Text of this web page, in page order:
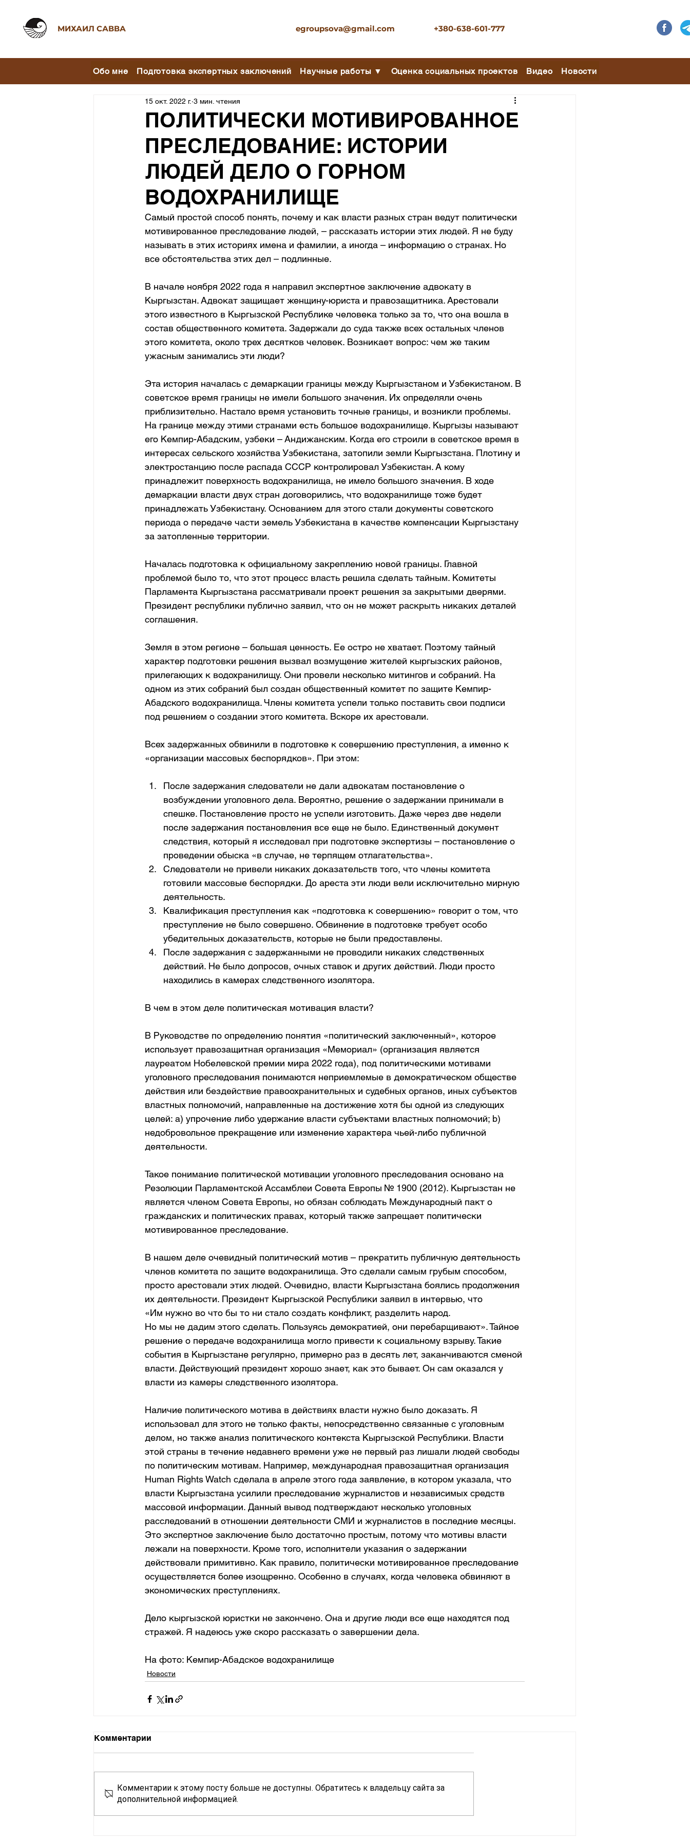
МИХАИЛ САВВА egroupsova@gmail.com +380-638-601-777
Обо мне Подготовка экспертных заключений Научные работы ▼ Оценка социальных проектов Видео Новости
ПОЛИТИЧЕСКИ МОТИВИРОВАННОЕ
ПРЕСЛЕДОВАНИЕ: ИСТОРИИ
ЛЮДЕЙ ДЕЛО О ГОРНОМ
ВОДОХРАНИЛИЩЕ
15 окт. 2022 г. 3 мин. чтения
Самый простой способ понять, почему и как власти разных стран ведут политически
мотивированное преследование людей, – рассказать истории этих людей. Я не буду
называть в этих историях имена и фамилии, а иногда – информацию о странах. Но
все обстоятельства этих дел – подлинные.
В начале ноября 2022 года я направил экспертное заключение адвокату в
Кыргызстан. Адвокат защищает женщину-юриста и правозащитника. Арестовали
этого известного в Кыргызской Республике человека только за то, что она вошла в
состав общественного комитета. Задержали до суда также всех остальных членов
этого комитета, около трех десятков человек. Возникает вопрос: чем же таким
ужасным занимались эти люди?
Эта история началась с демаркации границы между Кыргызстаном и Узбекистаном. В
советское время границы не имели большого значения. Их определяли очень
приблизительно. Настало время установить точные границы, и возникли проблемы.
На границе между этими странами есть большое водохранилище. Кыргызы называют
его Кемпир-Абадским, узбеки – Андижанским. Когда его строили в советское время в
интересах сельского хозяйства Узбекистана, затопили земли Кыргызстана. Плотину и
электростанцию после распада СССР контролировал Узбекистан. А кому
принадлежит поверхность водохранилища, не имело большого значения. В ходе
демаркации власти двух стран договорились, что водохранилище тоже будет
принадлежать Узбекистану. Основанием для этого стали документы советского
периода о передаче части земель Узбекистана в качестве компенсации Кыргызстану
за затопленные территории.
Началась подготовка к официальному закреплению новой границы. Главной
проблемой было то, что этот процесс власть решила сделать тайным. Комитеты
Парламента Кыргызстана рассматривали проект решения за закрытыми дверями.
Президент республики публично заявил, что он не может раскрыть никаких деталей
соглашения.
Земля в этом регионе – большая ценность. Ее остро не хватает. Поэтому тайный
характер подготовки решения вызвал возмущение жителей кыргызских районов,
прилегающих к водохранилищу. Они провели несколько митингов и собраний. На
одном из этих собраний был создан общественный комитет по защите Кемпир-
Абадского водохранилища. Члены комитета успели только поставить свои подписи
под решением о создании этого комитета. Вскоре их арестовали.
Всех задержанных обвинили в подготовке к совершению преступления, а именно к
«организации массовых беспорядков». При этом:
После задержания следователи не дали адвокатам постановление о
возбуждении уголовного дела. Вероятно, решение о задержании принимали в
спешке. Постановление просто не успели изготовить. Даже через две недели
после задержания постановления все еще не было. Единственный документ
следствия, который я исследовал при подготовке экспертизы – постановление о
проведении обыска «в случае, не терпящем отлагательства».
Следователи не привели никаких доказательств того, что члены комитета
готовили массовые беспорядки. До ареста эти люди вели исключительно мирную
деятельность.
Квалификация преступления как «подготовка к совершению» говорит о том, что
преступление не было совершено. Обвинение в подготовке требует особо
убедительных доказательств, которые не были предоставлены.
После задержания с задержанными не проводили никаких следственных
действий. Не было допросов, очных ставок и других действий. Люди просто
находились в камерах следственного изолятора.
В чем в этом деле политическая мотивация власти?
В Руководстве по определению понятия «политический заключенный», которое
использует правозащитная организация «Мемориал» (организация является
лауреатом Нобелевской премии мира 2022 года), под политическими мотивами
уголовного преследования понимаются неприемлемые в демократическом обществе
действия или бездействие правоохранительных и судебных органов, иных субъектов
властных полномочий, направленные на достижение хотя бы одной из следующих
целей: a) упрочение либо удержание власти субъектами властных полномочий; b)
недобровольное прекращение или изменение характера чьей-либо публичной
деятельности.
Такое понимание политической мотивации уголовного преследования основано на
Резолюции Парламентской Ассамблеи Совета Европы № 1900 (2012). Кыргызстан не
является членом Совета Европы, но обязан соблюдать Международный пакт о
гражданских и политических правах, который также запрещает политически
мотивированное преследование.
В нашем деле очевидный политический мотив – прекратить публичную деятельность
членов комитета по защите водохранилища. Это сделали самым грубым способом,
просто арестовали этих людей. Очевидно, власти Кыргызстана боялись продолжения
их деятельности. Президент Кыргызской Республики заявил в интервью, что
«Им нужно во что бы то ни стало создать конфликт, разделить народ.
Но мы не дадим этого сделать. Пользуясь демократией, они перебарщивают». Тайное
решение о передаче водохранилища могло привести к социальному взрыву. Такие
события в Кыргызстане регулярно, примерно раз в десять лет, заканчиваются сменой
власти. Действующий президент хорошо знает, как это бывает. Он сам оказался у
власти из камеры следственного изолятора.
Наличие политического мотива в действиях власти нужно было доказать. Я
использовал для этого не только факты, непосредственно связанные с уголовным
делом, но также анализ политического контекста Кыргызской Республики. Власти
этой страны в течение недавнего времени уже не первый раз лишали людей свободы
по политическим мотивам. Например, международная правозащитная организация
Human Rights Watch сделала в апреле этого года заявление, в котором указала, что
власти Кыргызстана усилили преследование журналистов и независимых средств
массовой информации. Данный вывод подтверждают несколько уголовных
расследований в отношении деятельности СМИ и журналистов в последние месяцы.
Это экспертное заключение было достаточно простым, потому что мотивы власти
лежали на поверхности. Кроме того, исполнители указания о задержании
действовали примитивно. Как правило, политически мотивированное преследование
осуществляется более изощренно. Особенно в случаях, когда человека обвиняют в
экономических преступлениях.
Дело кыргызской юристки не закончено. Она и другие люди все еще находятся под
стражей. Я надеюсь уже скоро рассказать о завершении дела.
На фото: Кемпир-Абадское водохранилище
Новости
Комментарии
Комментарии к этому посту больше не доступны. Обратитесь к владельцу сайта за
дополнительной информацией.